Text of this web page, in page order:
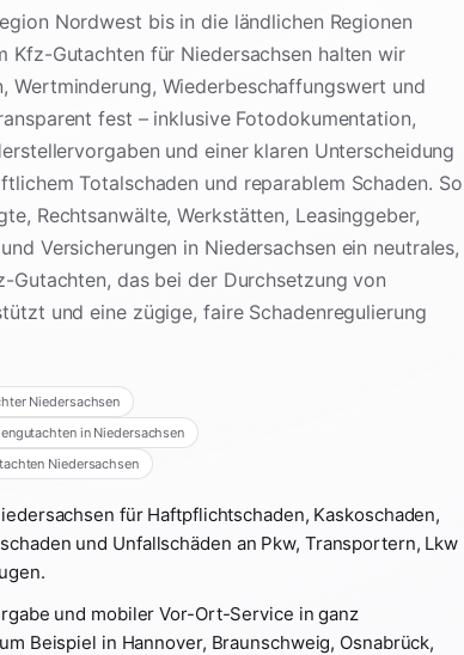
Nordwest bis in die ländlichen Regionen
Kfz-Gutachten für Niedersachsen halten wir
Wertminderung, Wiederbeschaffungswert und
fest – inklusive Fotodokumentation,
und einer klaren Unterscheidung
Totalschaden und reparablem Schaden. So
Rechtsanwälte, Werkstätten, Leasinggeber,
Versicherungen in Niedersachsen ein neutrales,
Gutachten, das bei der Durchsetzung von
und eine zügige, faire Schadenregulierung
Niedersachsen
in Niedersachsen
Niedersachsen
für Haftpflichtschaden, Kaskoschaden,
und Unfallschäden an Pkw, Transportern, Lkw
und mobiler Vor-Ort-Service in ganz
Beispiel in Hannover, Braunschweig, Osnabrück,